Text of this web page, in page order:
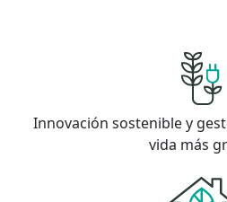
Innovación sostenible y
vida más